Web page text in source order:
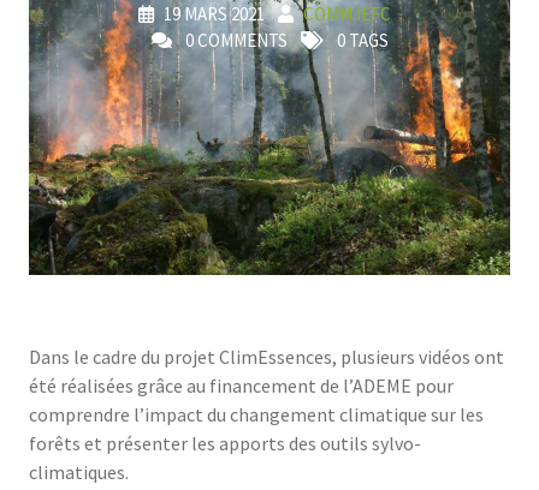
19 MARS 2021
COMM IEFC
0 COMMENTS
0 TAGS
Dans le cadre du projet ClimEssences, plusieurs vidéos ont
été réalisées grâce au financement de l’ADEME pour
comprendre l’impact du changement climatique sur les
forêts et présenter les apports des outils sylvo-
climatiques.